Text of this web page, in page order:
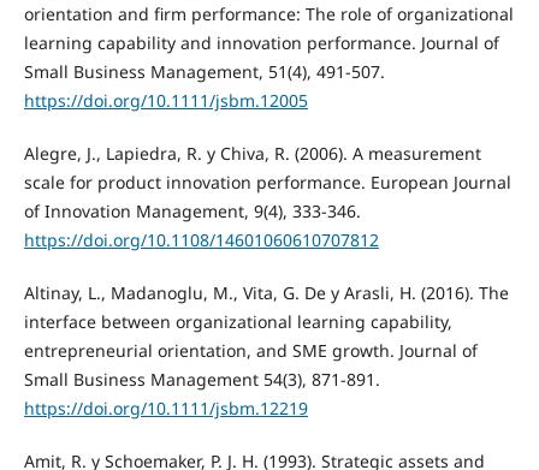
orientation and firm performance: The role of organizational
learning capability and innovation performance. Journal of
Small Business Management, 51(4), 491-507.
https://doi.org/10.1111/jsbm.12005
Alegre, J., Lapiedra, R. y Chiva, R. (2006). A measurement
scale for product innovation performance. European Journal
of Innovation Management, 9(4), 333-346.
https://doi.org/10.1108/14601060610707812
Altinay, L., Madanoglu, M., Vita, G. De y Arasli, H. (2016). The
interface between organizational learning capability,
entrepreneurial orientation, and SME growth. Journal of
Small Business Management 54(3), 871-891.
https://doi.org/10.1111/jsbm.12219
Amit, R. y Schoemaker, P. J. H. (1993). Strategic assets and